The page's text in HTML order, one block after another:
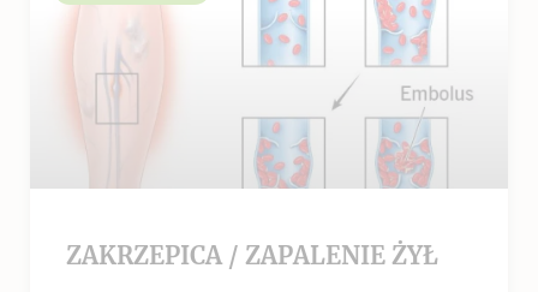
ZAKRZEPICA / ZAPALENIE ŻYŁ